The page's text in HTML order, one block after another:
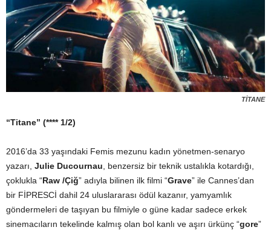
TİTANE
“Titane” (**** 1/2)
2016’da 33 yaşındaki Femis mezunu kadın yönetmen-senaryo
yazarı, Julie Ducournau, benzersiz bir teknik ustalıkla kotardığı,
çoklukla “Raw /Çiğ” adıyla bilinen ilk filmi “Grave” ile Cannes’dan
bir FİPRESCİ dahil 24 uluslararası ödül kazanır, yamyamlık
göndermeleri de taşıyan bu filmiyle o güne kadar sadece erkek
sinemacıların tekelinde kalmış olan bol kanlı ve aşırı ürkünç “gore”